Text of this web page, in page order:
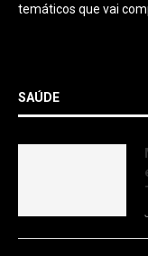
temáticos que vai
SAÚDE